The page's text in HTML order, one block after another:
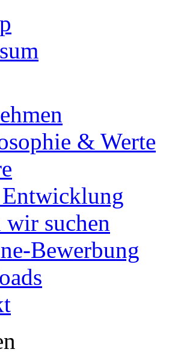
& Werte
wir suchen
Bewerbung